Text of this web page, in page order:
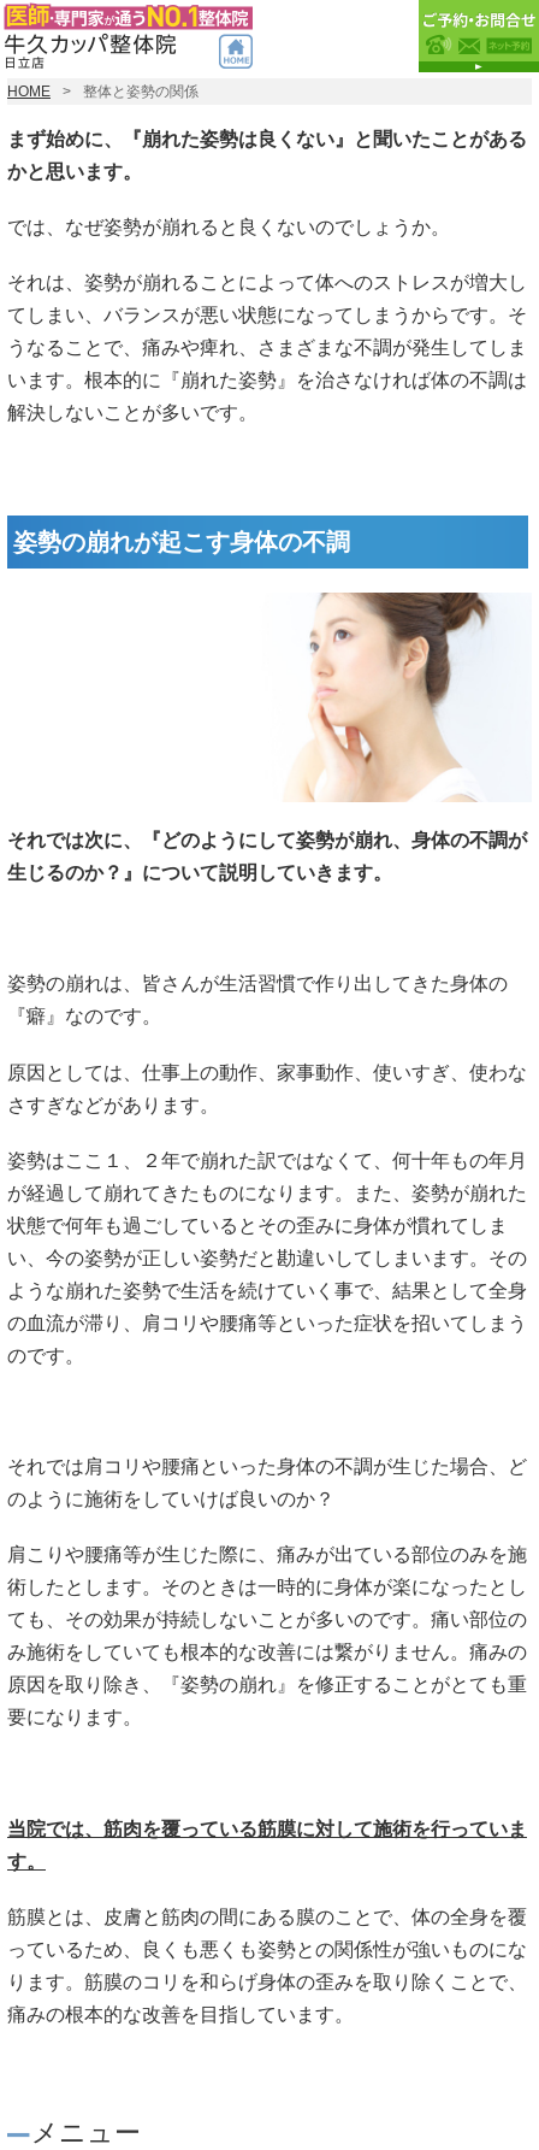
HOME 整体と姿勢の関係
まず始めに、『崩れた姿勢は良くない』と聞いたことがある
かと思います。
では、なぜ姿勢が崩れると良くないのでしょうか。
それは、姿勢が崩れることによって体へのストレスが増大し
てしまい、バランスが悪い状態になってしまうからです。そ
うなることで、痛みや痺れ、さまざまな不調が発生してしま
います。根本的に『崩れた姿勢』を治さなければ体の不調は
解決しないことが多いです。
姿勢の崩れが起こす身体の不調
それでは次に、『どのようにして姿勢が崩れ、身体の不調が
生じるのか？』について説明していきます。
姿勢の崩れは、皆さんが生活習慣で作り出してきた身体の
『癖』なのです。
原因としては、仕事上の動作、家事動作、使いすぎ、使わな
さすぎなどがあります。
姿勢はここ１、２年で崩れた訳ではなくて、何十年もの年月
が経過して崩れてきたものになります。また、姿勢が崩れた
状態で何年も過ごしているとその歪みに身体が慣れてしま
い、今の姿勢が正しい姿勢だと勘違いしてしまいます。その
ような崩れた姿勢で生活を続けていく事で、結果として全身
の血流が滞り、肩コリや腰痛等といった症状を招いてしまう
のです。
それでは肩コリや腰痛といった身体の不調が生じた場合、ど
のように施術をしていけば良いのか？
肩こりや腰痛等が生じた際に、痛みが出ている部位のみを施
術したとします。そのときは一時的に身体が楽になったとし
ても、その効果が持続しないことが多いのです。痛い部位の
み施術をしていても根本的な改善には繋がりません。痛みの
原因を取り除き、『姿勢の崩れ』を修正することがとても重
要になります。
当院では、筋肉を覆っている筋膜に対して施術を行っていま
す。
筋膜とは、皮膚と筋肉の間にある膜のことで、体の全身を覆
っているため、良くも悪くも姿勢との関係性が強いものにな
ります。筋膜のコリを和らげ身体の歪みを取り除くことで、
痛みの根本的な改善を目指しています。
メニュー